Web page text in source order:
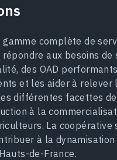
complète de
aux besoins
des OAD
et les aider à
différentes facettes
à la
La
à la
de-France.